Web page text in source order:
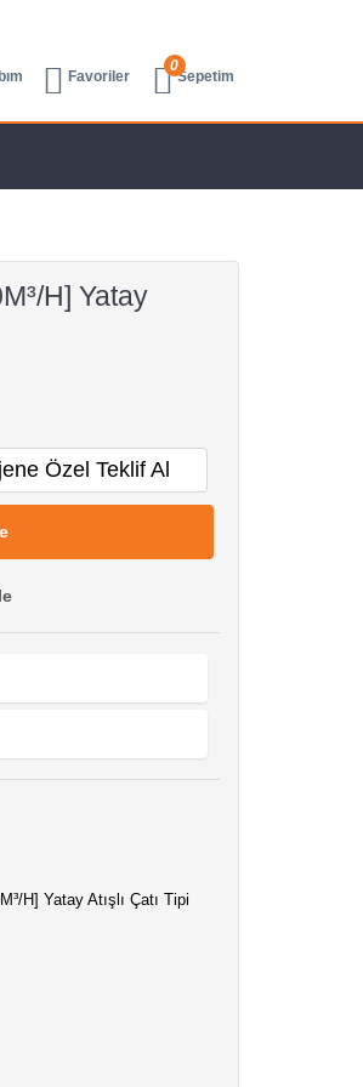
Favoriler
0
Sepetim
H] Yatay
Özel Teklif Al
H] Yatay Atışlı Çatı Tipi